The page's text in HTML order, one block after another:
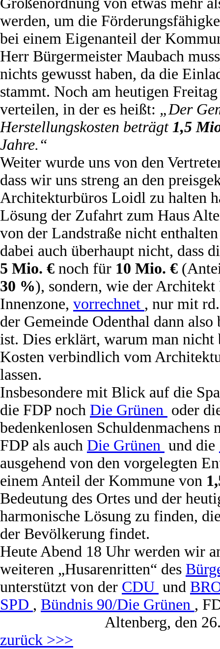
werden, um die
bei einem Eigenanteil der
Herr Bürgermeister Maubach
nichts gewusst haben, da die
stammt. Noch am heutigen
verteilen, in der es heißt: „Der
Herstellungskosten beträgt 1,5
Jahre.“
Weiter wurde uns von den
dass wir uns streng an den
Architekturbüros Loidl zu halten
Lösung der Zufahrt zum Haus
von der Landstraße nicht
dabei auch überhaupt nicht, dass
5 Mio. € noch für 10 Mio. €
30 %), sondern, wie der
Innenzone, vorrechnet , nur mit
der Gemeinde Odenthal dann
ist. Dies erklärt, warum man nicht
Kosten verbindlich vom
lassen.
Insbesondere mit Blick auf die
die FDP noch Die Grünen oder
bedenkenlosen
FDP als auch Die Grünen und die
ausgehend von den vorgelegten
einem Anteil der Kommune von
Bedeutung des Ortes und der
harmonische Lösung zu finden,
der Bevölkerung findet.
Heute Abend 18 Uhr werden wir
weiteren „Husarenritten“ des
unterstützt von der CDU und
SPD , Bündnis 90/Die Grünen ,
Altenberg, den
zurück >>>